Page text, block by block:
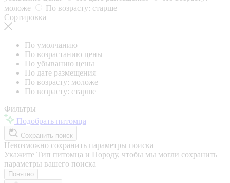
моложе
По возрасту: старше
Сортировка
По умолчанию
По возрастанию цены
По убыванию цены
По дате размещения
По возрасту: моложе
По возрасту: старше
Фильтры
Подобрать питомца
Сохранить поиск
Невозможно сохранить параметры поиска
Укажите Тип питомца и Породу, чтобы мы могли сохранить
параметры вашего поиска
Понятно